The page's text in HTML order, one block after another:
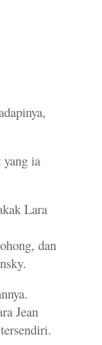
ia
Lara
dan
Jean